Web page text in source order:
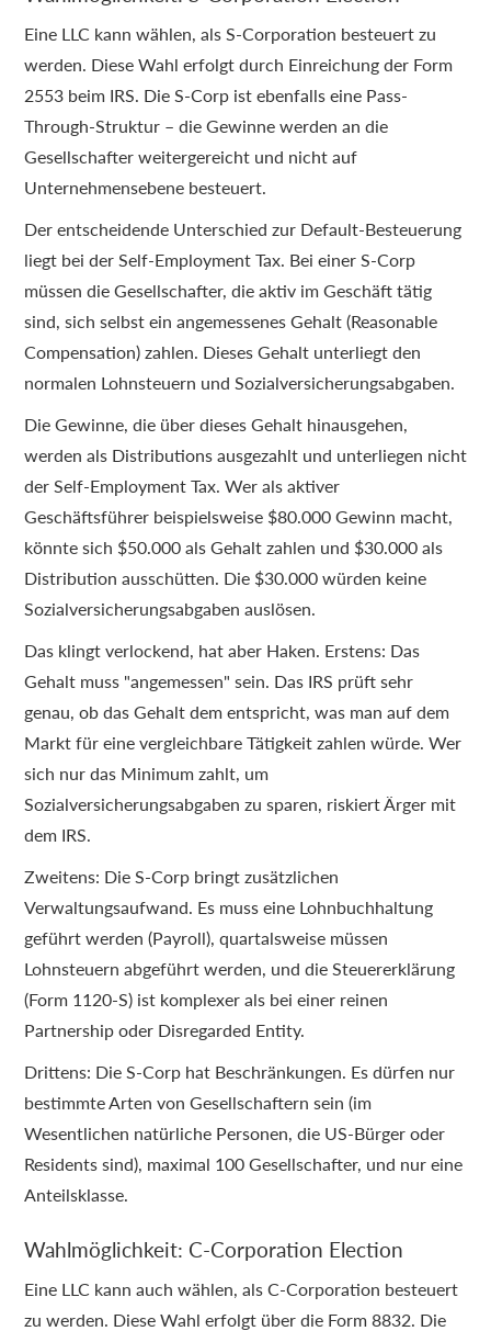
Eine LLC kann wählen, als S-Corporation besteuert zu
werden. Diese Wahl erfolgt durch Einreichung der Form
2553 beim IRS. Die S-Corp ist ebenfalls eine Pass-
Through-Struktur – die Gewinne werden an die
Gesellschafter weitergereicht und nicht auf
Unternehmensebene besteuert.
Der entscheidende Unterschied zur Default-Besteuerung
liegt bei der Self-Employment Tax. Bei einer S-Corp
müssen die Gesellschafter, die aktiv im Geschäft tätig
sind, sich selbst ein angemessenes Gehalt (Reasonable
Compensation) zahlen. Dieses Gehalt unterliegt den
normalen Lohnsteuern und Sozialversicherungsabgaben.
Die Gewinne, die über dieses Gehalt hinausgehen,
werden als Distributions ausgezahlt und unterliegen nicht
der Self-Employment Tax. Wer als aktiver
Geschäftsführer beispielsweise $80.000 Gewinn macht,
könnte sich $50.000 als Gehalt zahlen und $30.000 als
Distribution ausschütten. Die $30.000 würden keine
Sozialversicherungsabgaben auslösen.
Das klingt verlockend, hat aber Haken. Erstens: Das
Gehalt muss "angemessen" sein. Das IRS prüft sehr
genau, ob das Gehalt dem entspricht, was man auf dem
Markt für eine vergleichbare Tätigkeit zahlen würde. Wer
sich nur das Minimum zahlt, um
Sozialversicherungsabgaben zu sparen, riskiert Ärger mit
dem IRS.
Zweitens: Die S-Corp bringt zusätzlichen
Verwaltungsaufwand. Es muss eine Lohnbuchhaltung
geführt werden (Payroll), quartalsweise müssen
Lohnsteuern abgeführt werden, und die Steuererklärung
(Form 1120-S) ist komplexer als bei einer reinen
Partnership oder Disregarded Entity.
Drittens: Die S-Corp hat Beschränkungen. Es dürfen nur
bestimmte Arten von Gesellschaftern sein (im
Wesentlichen natürliche Personen, die US-Bürger oder
Residents sind), maximal 100 Gesellschafter, und nur eine
Anteilsklasse.
Wahlmöglichkeit: C-Corporation Election
Eine LLC kann auch wählen, als C-Corporation besteuert
zu werden. Diese Wahl erfolgt über die Form 8832. Die